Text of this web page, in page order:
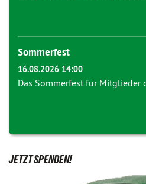
Sommerfest
16.08.2026 14:00
Das Sommerfest für Mitglieder
JETZT SPENDEN!